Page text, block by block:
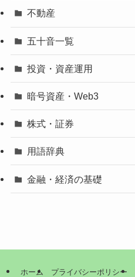
不動産
五十音一覧
投資・資産運用
暗号資産・Web3
株式・証券
用語辞典
金融・経済の基礎
ホーム プライバシーポリシー